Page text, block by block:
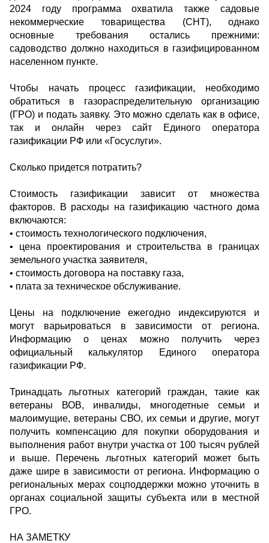
2024 году программа охватила также садовые
некоммерческие товарищества (СНТ), однако
основные требования остались прежними:
садоводство должно находиться в газифицированном
населенном пункте.
Чтобы начать процесс газификации, необходимо
обратиться в газораспределительную организацию
(ГРО) и подать заявку. Это можно сделать как в офисе,
так и онлайн через сайт Единого оператора
газификации РФ или «Госуслуги».
Сколько придется потратить?
Стоимость газификации зависит от множества
факторов. В расходы на газификацию частного дома
включаются:
• стоимость технологического подключения,
• цена проектирования и строительства в границах
земельного участка заявителя,
• стоимость договора на поставку газа,
• плата за техническое обслуживание.
Цены на подключение ежегодно индексируются и
могут варьироваться в зависимости от региона.
Информацию о ценах можно получить через
официальный калькулятор Единого оператора
газификации РФ.
Тринадцать льготных категорий граждан, такие как
ветераны ВОВ, инвалиды, многодетные семьи и
малоимущие, ветераны СВО, их семьи и другие, могут
получить компенсацию для покупки оборудования и
выполнения работ внутри участка от 100 тысяч рублей
и выше. Перечень льготных категорий может быть
даже шире в зависимости от региона. Информацию о
региональных мерах соцподдержки можно уточнить в
органах социальной защиты субъекта или в местной
ГРО.
НА ЗАМЕТКУ